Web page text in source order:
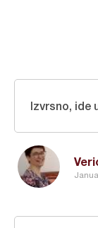
Izvrsno, ide